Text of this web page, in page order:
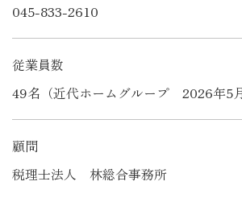
045-833-2610
従業員数
49名（近代ホームグループ 2026年5月
顧問
税理士法人 林総合事務所